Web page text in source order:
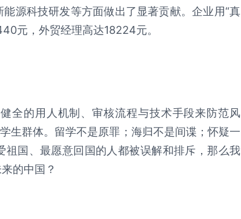
源科技研发等方面做出了显著贡献。企业用“真
元，外贸经理高达18224元。
全的用人机制、审核流程与技术手段来防范风
生群体。留学不是原罪；海归不是间谍；怀疑一
国、最愿意回国的人都被误解和排斥，那么我
的中国？